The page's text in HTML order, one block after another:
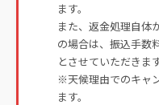
ます。
また、返金処理自体
の場合は、振込手数
とさせていただきま
※天候理由でのキャ
ます。